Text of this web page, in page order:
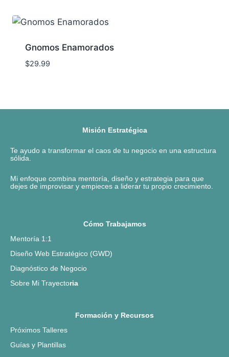
Gnomos Enamorados
$29.99
Misión Estratégica
Te ayudo a transformar el caos de tu negocio en una estructura
sólida.
Mi enfoque combina mentoría, diseño y estrategia para que
dejes de improvisar y empieces a liderar tu propio crecimiento.
Cómo Trabajamos
Mentoría 1:1
Diseño Web Estratégico (GWD)
Diagnóstico de Negocio
Sobre Mi Trayectoria
Formación y Recursos
Próximos Talleres
Guías y Plantillas